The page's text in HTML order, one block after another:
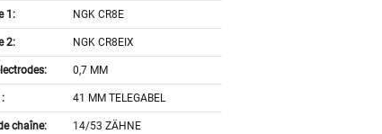
1: NGK CR8E
2: NGK CR8EIX
0,7 MM
41 MM TELEGABEL
chaîne: 14/53 ZÄHNE